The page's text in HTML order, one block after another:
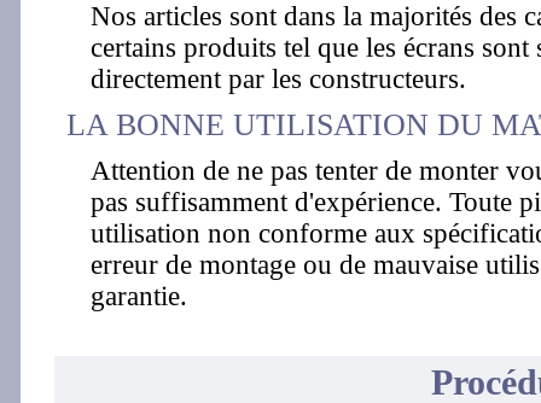
Nos articles sont dans la majorités des
certains produits tel que les écrans
directement par les constructeurs.
LA BONNE UTILISATION DU
Attention de ne pas tenter de monter
pas suffisamment d'expérience. Toute
utilisation non conforme aux
erreur de montage ou de mauvaise
garantie.